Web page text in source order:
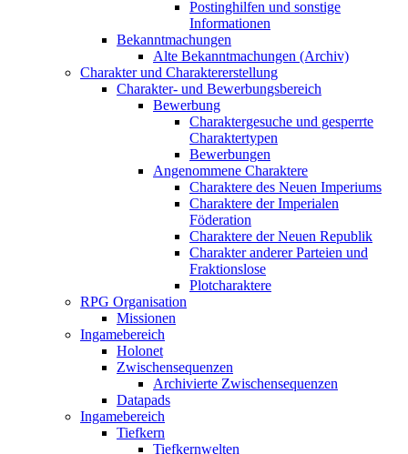
Postinghilfen und sonstige
Informationen
Bekanntmachungen
Alte Bekanntmachungen (Archiv)
Charakter und Charaktererstellung
Charakter- und Bewerbungsbereich
Bewerbung
Charaktergesuche und gesperrte
Charaktertypen
Bewerbungen
Angenommene Charaktere
Charaktere des Neuen Imperiums
Charaktere der Imperialen
Föderation
Charaktere der Neuen Republik
Charakter anderer Parteien und
Fraktionslose
Plotcharaktere
RPG Organisation
Missionen
Ingamebereich
Holonet
Zwischensequenzen
Archivierte Zwischensequenzen
Datapads
Ingamebereich
Tiefkern
Tiefkernwelten